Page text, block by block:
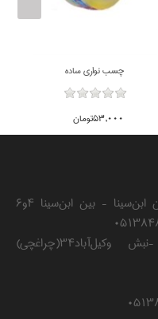
چسب نواري ساده
53,000تومان
شعبۀ مرکزی: مشهد - خیابان ابن‌سینا - بین ابن‌سینا ۴و۶
شعبۀ وکیل‌آباد: مشهد -نبش وکیل‌آباد۳۴(چراغچی)